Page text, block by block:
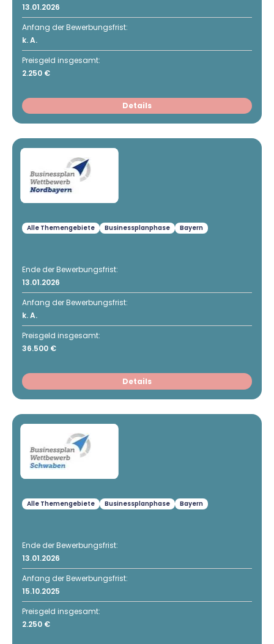
13.01.2026
Anfang der Bewerbungsfrist:
k. A.
Preisgeld insgesamt:
2.250 €
Details
Alle Themengebiete Businessplanphase Bayern
Ende der Bewerbungsfrist:
13.01.2026
Anfang der Bewerbungsfrist:
k. A.
Preisgeld insgesamt:
36.500 €
Details
Alle Themengebiete Businessplanphase Bayern
Ende der Bewerbungsfrist:
13.01.2026
Anfang der Bewerbungsfrist:
15.10.2025
Preisgeld insgesamt:
2.250 €